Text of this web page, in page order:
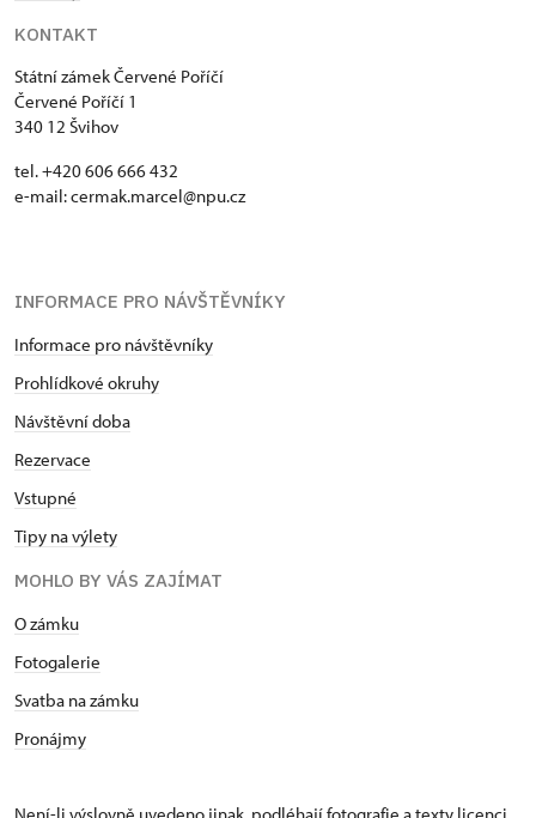
KONTAKT
Státní zámek Červené Poříčí
Červené Poříčí 1
340 12 Švihov
tel. +420 606 666 432
e-mail: cermak.marcel@npu.cz
INFORMACE PRO NÁVŠTĚVNÍKY
Informace pro návštěvníky
Prohlídkové okruhy
Návštěvní doba
Rezervace
Vstupné
Tipy na výlety
MOHLO BY VÁS ZAJÍMAT
O zámku
Fotogalerie
Svatba na zámku
Pronájmy